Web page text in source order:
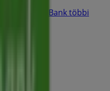
Lásd a OTP Bank többi